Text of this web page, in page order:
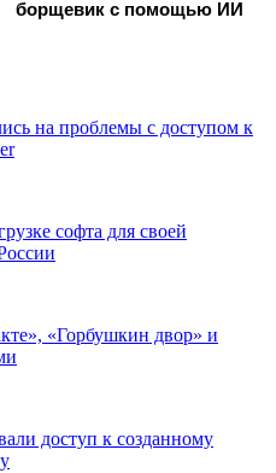
борщевик с помощью ИИ
на проблемы с доступом к
софта для своей
«Горбушкин двор» и
доступ к созданному